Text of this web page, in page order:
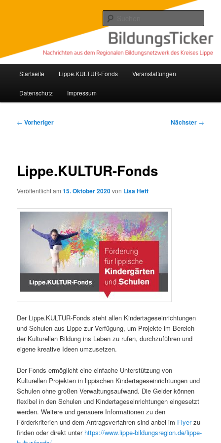
Lippe Bildungsticker
Nachrichten aus dem regionalen Bildungsnetzwerk des Kreises Lippe
Startseite Lippe.KULTUR-Fonds Veranstaltungen
Datenschutz Impressum
Beitragsnavigation
← Vorheriger Nächster →
Lippe.KULTUR-Fonds
Veröffentlicht am15. Oktober 2020von Lisa Hett
Der Lippe.KULTUR-Fonds steht allen Kindertageseinrichtungen
und Schulen aus Lippe zur Verfügung, um Projekte im Bereich
der Kulturellen Bildung ins Leben zu rufen, durchzuführen und
eigene kreative Ideen umzusetzen.
Der Fonds ermöglicht eine einfache Unterstützung von
Kulturellen Projekten in lippischen Kindertageseinrichtungen und
Schulen ohne großen Verwaltungsaufwand. Die Gelder können
flexibel in den Schulen und Kindertageseinrichtungen eingesetzt
werden. Weitere und genauere Informationen zu den
Förderkriterien und dem Antragsverfahren sind anbei im Flyerzu
finden oder direkt unter https://www.lippe-bildungsregion.de/lippe-